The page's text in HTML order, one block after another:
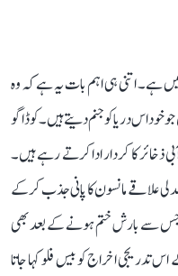
ہے۔ اتنی ہی اہم بات یہ ہے کہ وہ
اس دریا کو جنم دیتے ہیں۔ کوڈاگو
کا کردار ادا کرتے رہے ہیں۔
علاقے مانسون کا پانی جذب کر کے
جس سے بارش ختم ہونے کے بعد بھی
اس تدریجی اخراج کو بیس فلو کہا جاتا